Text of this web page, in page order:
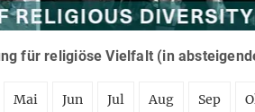
für religiöse Vielfalt (in
Mai Jun Jul Aug Sep